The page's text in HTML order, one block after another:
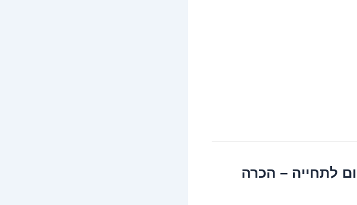
לתחייה – הכרה